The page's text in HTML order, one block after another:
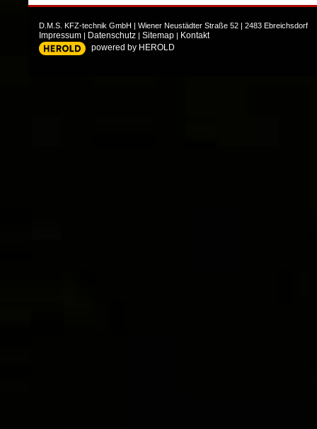
D.M.S. KFZ-technik GmbH | Wiener Neustädter Straße 52 | 2483 Ebreichsdorf
Impressum | Datenschutz | Sitemap | Kontakt
powered by HEROLD